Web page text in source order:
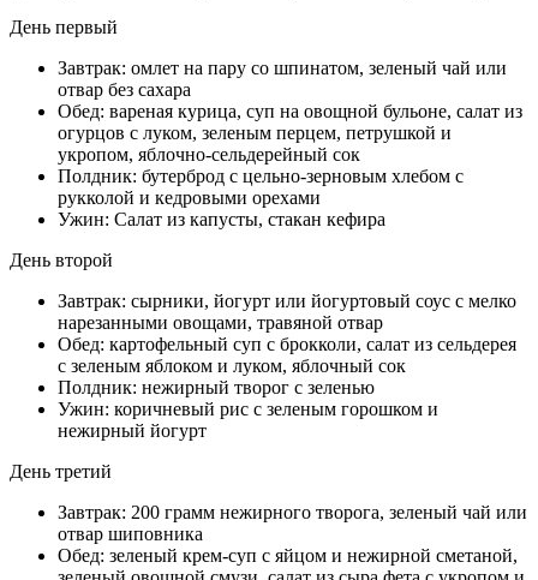
День первый
Завтрак: омлет на пару со шпинатом, зеленый чай или
отвар без сахара
Обед: вареная курица, суп на овощной бульоне, салат из
огурцов с луком, зеленым перцем, петрушкой и
укропом, яблочно-сельдерейный сок
Полдник: бутерброд с цельно-зерновым хлебом с
рукколой и кедровыми орехами
Ужин: Салат из капусты, стакан кефира
День второй
Завтрак: сырники, йогурт или йогуртовый соус с мелко
нарезанными овощами, травяной отвар
Обед: картофельный суп с брокколи, салат из сельдерея
с зеленым яблоком и луком, яблочный сок
Полдник: нежирный творог с зеленью
Ужин: коричневый рис с зеленым горошком и
нежирный йогурт
День третий
Завтрак: 200 грамм нежирного творога, зеленый чай или
отвар шиповника
Обед: зеленый крем-суп с яйцом и нежирной сметаной,